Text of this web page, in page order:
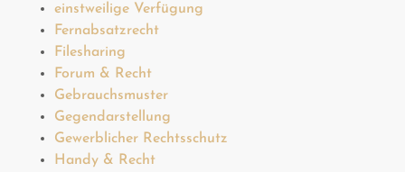
einstweilige Verfügung
Fernabsatzrecht
Filesharing
Forum & Recht
Gebrauchsmuster
Gegendarstellung
Gewerblicher Rechtsschutz
Handy & Recht